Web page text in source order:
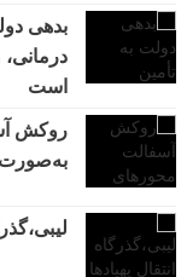
بدهی
است
روکش
به‌صورت